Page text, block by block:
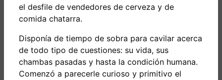
el desfile de vendedores de cerveza y de
comida chatarra.
Disponía de tiempo de sobra para cavilar acerca
de todo tipo de cuestiones: su vida, sus
chambas pasadas y hasta la condición humana.
Comenzó a parecerle curioso y primitivo el